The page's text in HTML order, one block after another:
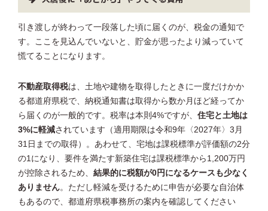
引き渡しが終わって一段落した頃に届くのが、税金の通知で
す。ここを見込んでいないと、貯金が思ったより減っていて
慌てることになります。
不動産取得税は、土地や建物を取得したときに一度だけかか
る都道府県税で、納税通知書は取得から数か月ほど経ってか
ら届くのが一般的です。税率は本則4%ですが、 住宅と土地は
3%に軽減されています（適用期限は令和9年〈2027年〉3月
31日までの取得）。あわせて、宅地は課税標準が評価額の2分
の1になり、要件を満たす新築住宅は課税標準から1,200万円
が控除されるため、 結果的に税額が0円になるケースも少なく
ありません。ただし軽減を受けるために申告が必要な自治体
もあるので、都道府県税事務所の案内を確認してください